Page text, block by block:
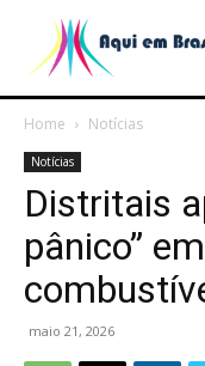
Home Notícias
Notícias
Distritais
pânico”
maio 21, 2026